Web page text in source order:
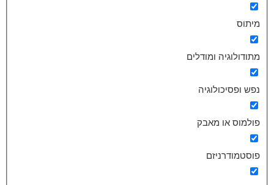
מיתוס
מתודולוגיה ומודלים
נפש ופסיכולוגיה
פולמוס או מאבק
פוסטמודרניזם